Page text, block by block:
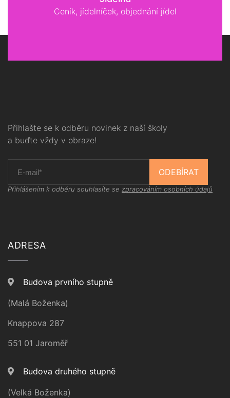
Ceník, jídelníček, objednání jídel
Přihlašte se k odběru novinek z naší školy
a buďte vždy v obraze!
ODEBÍRAT
Přihlášením k odběru souhlasíte se zpracováním osobních údajů
ADRESA
Budova prvního stupně
(Malá Boženka)
Knappova 287
551 01 Jaroměř
Budova druhého stupně
(Velká Boženka)